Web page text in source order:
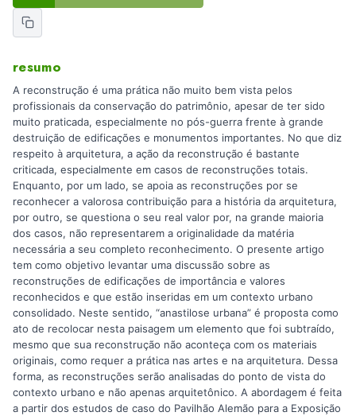
resumo
A reconstrução é uma prática não muito bem vista pelos
profissionais da conservação do patrimônio, apesar de ter sido
muito praticada, especialmente no pós-guerra frente à grande
destruição de edificações e monumentos importantes. No que diz
respeito à arquitetura, a ação da reconstrução é bastante
criticada, especialmente em casos de reconstruções totais.
Enquanto, por um lado, se apoia as reconstruções por se
reconhecer a valorosa contribuição para a história da arquitetura,
por outro, se questiona o seu real valor por, na grande maioria
dos casos, não representarem a originalidade da matéria
necessária a seu completo reconhecimento. O presente artigo
tem como objetivo levantar uma discussão sobre as
reconstruções de edificações de importância e valores
reconhecidos e que estão inseridas em um contexto urbano
consolidado. Neste sentido, “anastilose urbana” é proposta como
ato de recolocar nesta paisagem um elemento que foi subtraído,
mesmo que sua reconstrução não aconteça com os materiais
originais, como requer a prática nas artes e na arquitetura. Dessa
forma, as reconstruções serão analisadas do ponto de vista do
contexto urbano e não apenas arquitetônico. A abordagem é feita
a partir dos estudos de caso do Pavilhão Alemão para a Exposição